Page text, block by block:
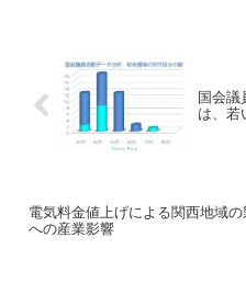
国会
は、若
電気料金値上げによる関西地域
への産業影響